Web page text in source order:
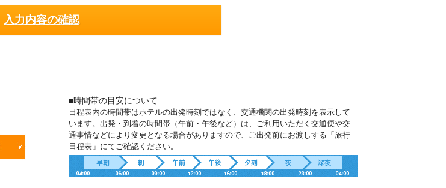
■時間帯の目安について
日程表内の時間帯はホテルの出発時刻ではなく、交通機関の出発時刻を表示して
います。出発・到着の時間帯（午前・午後など）は、ご利用いただく交通便や交
通事情などにより変更となる場合がありますので、ご出発前にお渡しする「旅行
日程表」にてご確認ください。